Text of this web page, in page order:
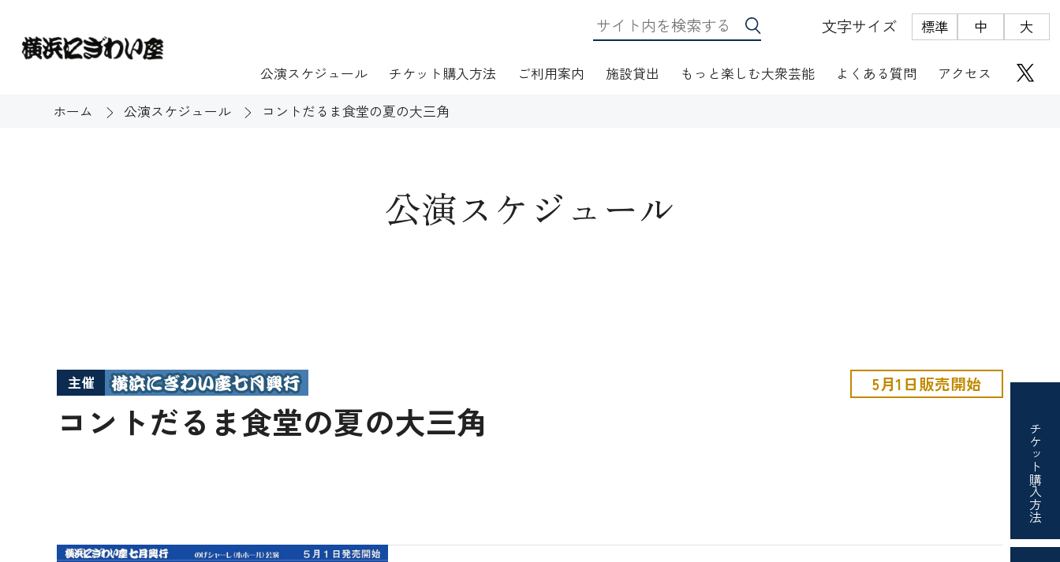
文字サイズ 標準 中 大
公演スケジュール チケット購入方法 ご利用案内
開館時間・休館日・アクセス フロアマップ
施設貸出
施設資料
もっと楽しむ大衆芸能
ワークショップ
よくある質問 アクセス
チケット
購入方法
ホーム 公演スケジュール コントだるま食堂の夏の大三角
公演スケジュール
5月1日販売開始
主催
コントだるま食堂の夏の大三角